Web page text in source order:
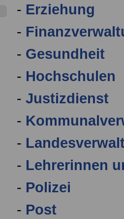
- Erziehung
-
- Gesundheit
- Hochschulen
- Justizdienst
-
-
- Lehrerinnen
- Polizei
- Post